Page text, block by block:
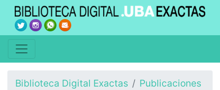
Biblioteca Digital Exactas
Publicaciones